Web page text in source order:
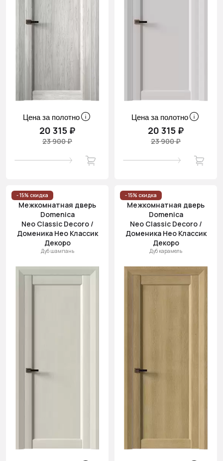
Цена за полотно
20 315 ₽
23 900 ₽
Цена за полотно
20 315 ₽
23 900 ₽
- 15% скидка
Межкомнатная дверь
Domenica
Neo Classic Decoro /
Доменика Нео Классик
Декоро
Дуб шампань
- 15% скидка
Межкомнатная дверь
Domenica
Neo Classic Decoro /
Доменика Нео Классик
Декоро
Дуб карамель